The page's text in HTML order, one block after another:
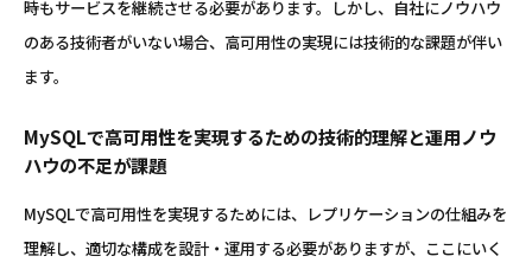
時もサービスを継続させる必要があります。しかし、自社にノウハウ
のある技術者がいない場合、高可用性の実現には技術的な課題が伴い
ます。
MySQLで高可用性を実現するための技術的理解と運用ノウ
ハウの不足が課題
MySQLで高可用性を実現するためには、レプリケーションの仕組みを
理解し、適切な構成を設計・運用する必要がありますが、ここにいく